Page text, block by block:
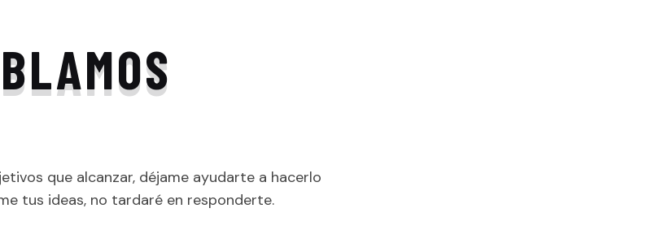
que alcanzar, déjame ayudarte a hacerlo
tus ideas, no tardaré en responderte.